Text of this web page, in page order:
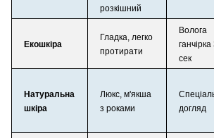
розкішний
Екошкіра
Гладка, легко
протирати
Волога
сек
Натуральна
шкіра
Люкс, м'якша
з роками
догляд